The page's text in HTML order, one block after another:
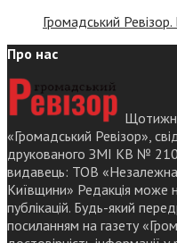
Громадський
Про нас
«Громадський Ревізор»,
друкованого ЗМІ КВ №
видавець: ТОВ «Незалежна
Київщини» Редакція може
публікацій. Будь-який
посиланням на газету